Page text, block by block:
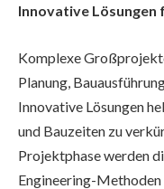
Innovative
Komplexe
Planung,
Innovative Lösungen
und Bauzeiten zu
Projektphase werden
Engineering-